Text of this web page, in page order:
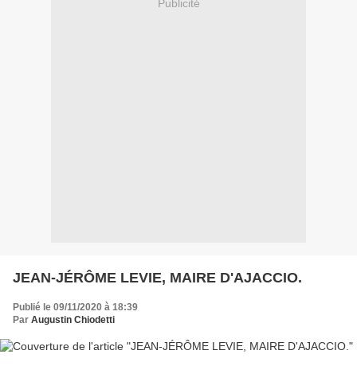
Publicité
JEAN-JÉRÔME LEVIE, MAIRE D'AJACCIO.
Publié le 09/11/2020 à 18:39
Par Augustin Chiodetti